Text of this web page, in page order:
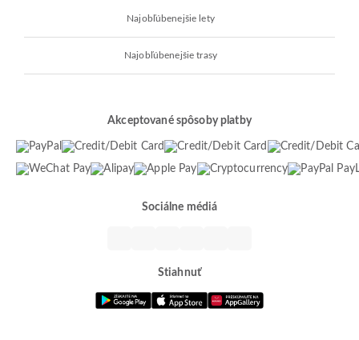
Najobľúbenejšie lety
Najobľúbenejšie trasy
Akceptované spôsoby platby
Sociálne médiá
Stiahnuť